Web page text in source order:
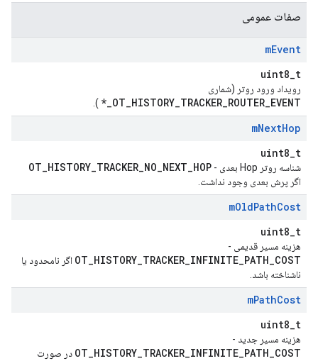
صفات عمومی
mEvent
uint8_t
رویداد ورود روتر (شماری
OT_HISTORY_TRACKER_ROUTER_EVENT_*
).
mNextHop
uint8_t
شناسه روتر Hop بعدی - OT_HISTORY_TRACKER_NO_NEXT_HOP
اگر پرش بعدی وجود نداشت.
mOldPathCost
uint8_t
هزینه مسیر قدیمی -
OT_HISTORY_TRACKER_INFINITE_PATH_COST اگر نامحدود یا
ناشناخته باشد.
mPathCost
uint8_t
هزینه مسیر جدید -
OT_HISTORY_TRACKER_INFINITE_PATH_COST در صورت